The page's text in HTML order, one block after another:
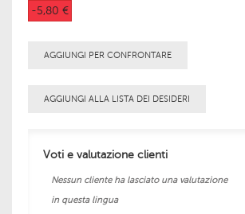
-5,80 €
AGGIUNGI PER CONFRONTARE
AGGIUNGI ALLA LISTA DEI DESIDERI
Voti e valutazione clienti
Nessun cliente ha lasciato una valutazione
in questa lingua